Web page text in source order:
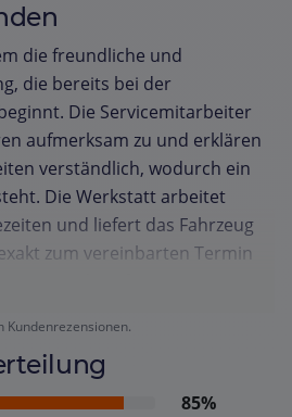
die freundliche und
die bereits bei der
Die Servicemitarbeiter
aufmerksam zu und erklären
verständlich, wodurch ein
Die Werkstatt arbeitet
und liefert das Fahrzeug
zum vereinbarten Termin
werden besonders
wie die zuverlässige
von außerhalb.
oder Abholung
Kundenrezensionen.
85%